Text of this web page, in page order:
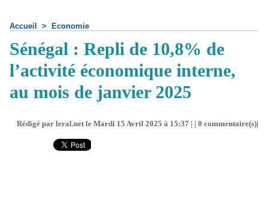
Accueil > Economie
Sénégal : Repli de 10,8% de
l’activité économique interne,
au mois de janvier 2025
Rédigé par leral.net le Mardi 15 Avril 2025 à 15:37 | | 0 commentaire(s)|